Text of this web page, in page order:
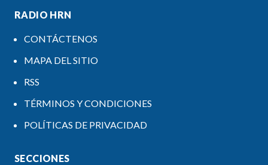
RADIO HRN
CONTÁCTENOS
MAPA DEL SITIO
RSS
TÉRMINOS Y CONDICIONES
POLÍTICAS DE PRIVACIDAD
SECCIONES